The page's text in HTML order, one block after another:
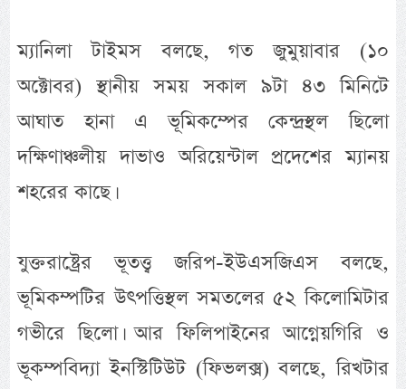
ম্যানিলা টাইমস বলছে, গত জুমুয়াবার (১০
অক্টোবর) স্থানীয় সময় সকাল ৯টা ৪৩ মিনিটে
আঘাত হানা এ ভূমিকম্পের কেন্দ্রস্থল ছিলো
দক্ষিণাঞ্চলীয় দাভাও অরিয়েন্টাল প্রদেশের ম্যানয়
শহরের কাছে।
যুক্তরাষ্ট্রের ভূতত্ত্ব জরিপ-ইউএসজিএস বলছে,
ভূমিকম্পটির উৎপত্তিস্থল সমতলের ৫২ কিলোমিটার
গভীরে ছিলো। আর ফিলিপাইনের আগ্নেয়গিরি ও
ভূকম্পবিদ্যা ইনস্টিটিউট (ফিভলক্স) বলছে, রিখটার